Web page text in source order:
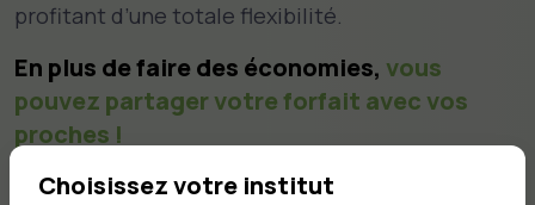
profitant d’une totale flexibilité.
En plus de faire des économies, vous
pouvez partager votre forfait avec vos
proches !
Choisissez votre institut